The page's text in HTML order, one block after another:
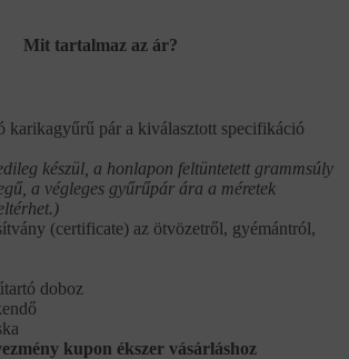
Mit tartalmaz az ár?
karikagyűrű pár a kiválasztott specifikáció
készül, a honlapon feltüntetett grammsúly
a végleges gyűrűpár ára a méretek
(certificate) az ötvözetről, gyémántról,
doboz
kupon ékszer vásárláshoz